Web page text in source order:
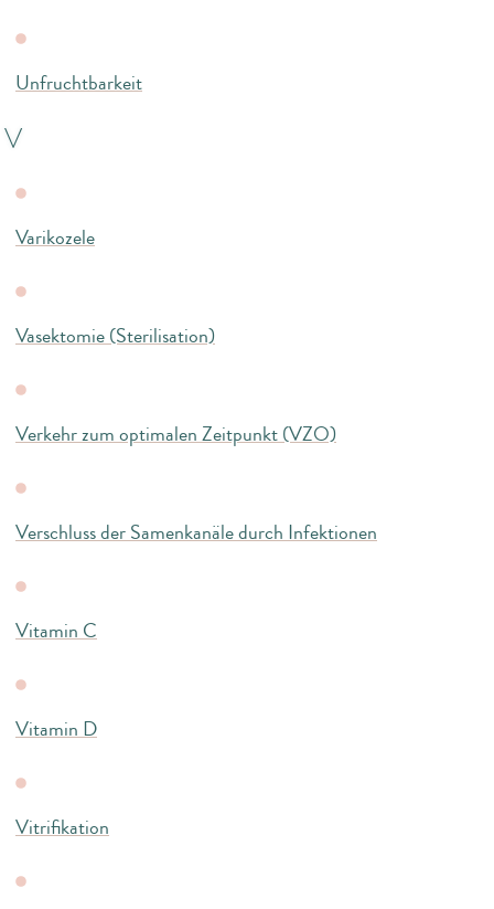
Unfruchtbarkeit
V
Varikozele
Vasektomie (Sterilisation)
Verkehr zum optimalen Zeitpunkt (VZO)
Verschluss der Samenkanäle durch Infektionen
Vitamin C
Vitamin D
Vitrifikation